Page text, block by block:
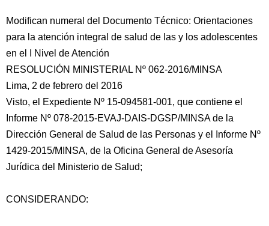
Modifican numeral del Documento Técnico: Orientaciones
para la atención integral de salud de las y los adolescentes
en el I Nivel de Atención
RESOLUCIÓN MINISTERIAL Nº 062-2016/MINSA
Lima, 2 de febrero del 2016
Visto, el Expediente Nº 15-094581-001, que contiene el
Informe Nº 078-2015-EVAJ-DAIS-DGSP/MINSA de la
Dirección General de Salud de las Personas y el Informe Nº
1429-2015/MINSA, de la Oficina General de Asesoría
Jurídica del Ministerio de Salud;
CONSIDERANDO: